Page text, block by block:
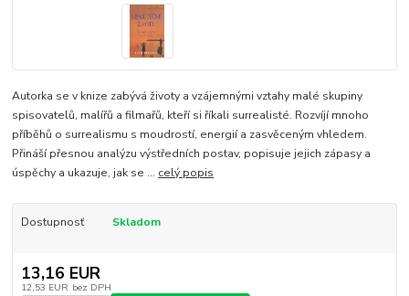
Autorka se v knize zabývá životy a vzájemnými vztahy malé skupiny
spisovatelů, malířů a filmařů, kteří si říkali surrealisté. Rozvíjí mnoho
příběhů o surrealismu s moudrostí, energií a zasvěceným vhledem.
Přináší přesnou analýzu výstředních postav, popisuje jejich zápasy a
úspěchy a ukazuje, jak se ... celý popis
Dostupnosť Skladom
13,16 EUR
12,53 EUR bez DPH